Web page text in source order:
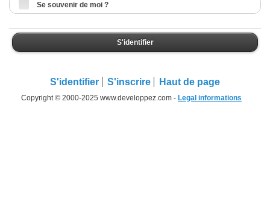
Se souvenir de moi ?
S'identifier
S'identifier S'inscrire Haut de page
Copyright © 2000-2025 www.developpez.com - Legal informations